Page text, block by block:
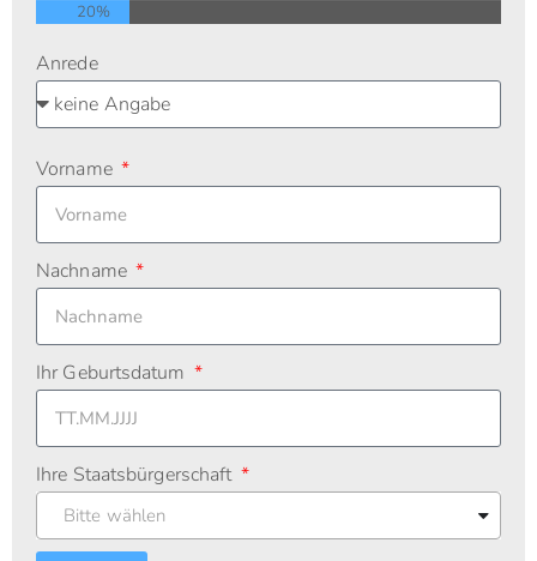
20%
Anrede
Vorname
Nachname
Ihr Geburtsdatum
Ihre Staatsbürgerschaft
Bitte wählen